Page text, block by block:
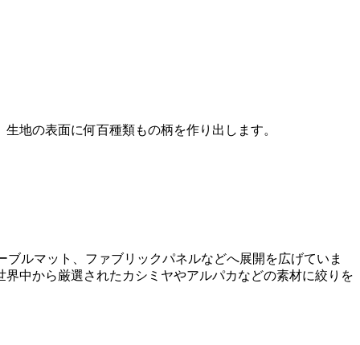
地の表面に何百種類もの柄を作り出します。
ルマット、ファブリックパネルなどへ展開を広げていま
中から厳選されたカシミヤやアルパカなどの素材に絞りを